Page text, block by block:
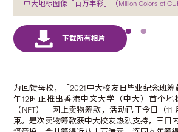
中大地标图像「百万丰彩」（Million Colors of
为回馈母校，「2021中大校友日毕业纪念班筹
午12时正推出香港中文大学（中大）首个地
（NFT）」网上卖物筹款，活动已于今日（11
束。是次卖物筹款获中大校友热烈支持，三日